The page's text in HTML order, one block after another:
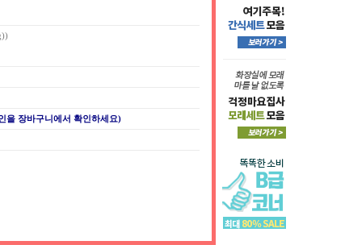
을 장바구니에서 확인하세요)